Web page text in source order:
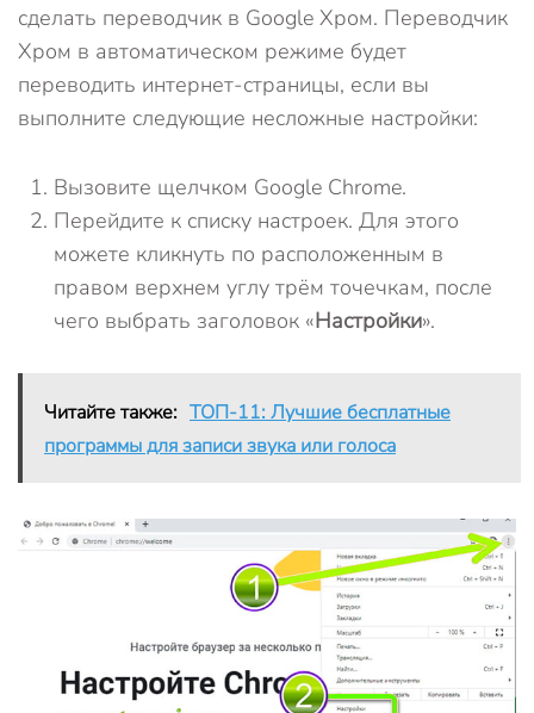
сделать переводчик в Google Хром. Переводчик
Хром в автоматическом режиме будет
переводить интернет-страницы, если вы
выполните следующие несложные настройки:
Вызовите щелчком Google Chrome.
Перейдите к списку настроек. Для этого
можете кликнуть по расположенным в
правом верхнем углу трём точечкам, после
чего выбрать заголовок «Настройки».
Читайте также: ТОП-11: Лучшие бесплатные
программы для записи звука или голоса